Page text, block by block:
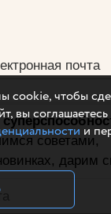
советами,
дарим
почта
Без спама и смс
cookie, чтобы
вы соглашаетесь
и